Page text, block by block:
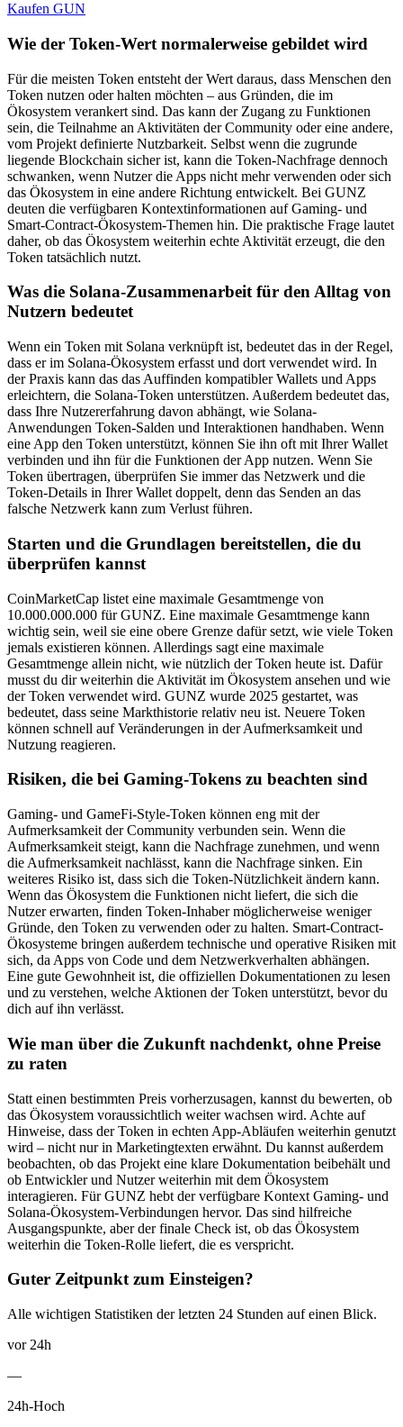
Kaufen GUN
Wie der Token-Wert normalerweise gebildet wird
Für die meisten Token entsteht der Wert daraus, dass Menschen den
Token nutzen oder halten möchten – aus Gründen, die im
Ökosystem verankert sind. Das kann der Zugang zu Funktionen
sein, die Teilnahme an Aktivitäten der Community oder eine andere,
vom Projekt definierte Nutzbarkeit. Selbst wenn die zugrunde
liegende Blockchain sicher ist, kann die Token-Nachfrage dennoch
schwanken, wenn Nutzer die Apps nicht mehr verwenden oder sich
das Ökosystem in eine andere Richtung entwickelt. Bei GUNZ
deuten die verfügbaren Kontextinformationen auf Gaming- und
Smart-Contract-Ökosystem-Themen hin. Die praktische Frage lautet
daher, ob das Ökosystem weiterhin echte Aktivität erzeugt, die den
Token tatsächlich nutzt.
Was die Solana-Zusammenarbeit für den Alltag von
Nutzern bedeutet
Wenn ein Token mit Solana verknüpft ist, bedeutet das in der Regel,
dass er im Solana-Ökosystem erfasst und dort verwendet wird. In
der Praxis kann das das Auffinden kompatibler Wallets und Apps
erleichtern, die Solana-Token unterstützen. Außerdem bedeutet das,
dass Ihre Nutzererfahrung davon abhängt, wie Solana-
Anwendungen Token-Salden und Interaktionen handhaben. Wenn
eine App den Token unterstützt, können Sie ihn oft mit Ihrer Wallet
verbinden und ihn für die Funktionen der App nutzen. Wenn Sie
Token übertragen, überprüfen Sie immer das Netzwerk und die
Token-Details in Ihrer Wallet doppelt, denn das Senden an das
falsche Netzwerk kann zum Verlust führen.
Starten und die Grundlagen bereitstellen, die du
überprüfen kannst
CoinMarketCap listet eine maximale Gesamtmenge von
10.000.000.000 für GUNZ. Eine maximale Gesamtmenge kann
wichtig sein, weil sie eine obere Grenze dafür setzt, wie viele Token
jemals existieren können. Allerdings sagt eine maximale
Gesamtmenge allein nicht, wie nützlich der Token heute ist. Dafür
musst du dir weiterhin die Aktivität im Ökosystem ansehen und wie
der Token verwendet wird. GUNZ wurde 2025 gestartet, was
bedeutet, dass seine Markthistorie relativ neu ist. Neuere Token
können schnell auf Veränderungen in der Aufmerksamkeit und
Nutzung reagieren.
Risiken, die bei Gaming-Tokens zu beachten sind
Gaming- und GameFi-Style-Token können eng mit der
Aufmerksamkeit der Community verbunden sein. Wenn die
Aufmerksamkeit steigt, kann die Nachfrage zunehmen, und wenn
die Aufmerksamkeit nachlässt, kann die Nachfrage sinken. Ein
weiteres Risiko ist, dass sich die Token-Nützlichkeit ändern kann.
Wenn das Ökosystem die Funktionen nicht liefert, die sich die
Nutzer erwarten, finden Token-Inhaber möglicherweise weniger
Gründe, den Token zu verwenden oder zu halten. Smart-Contract-
Ökosysteme bringen außerdem technische und operative Risiken mit
sich, da Apps von Code und dem Netzwerkverhalten abhängen.
Eine gute Gewohnheit ist, die offiziellen Dokumentationen zu lesen
und zu verstehen, welche Aktionen der Token unterstützt, bevor du
dich auf ihn verlässt.
Wie man über die Zukunft nachdenkt, ohne Preise
zu raten
Statt einen bestimmten Preis vorherzusagen, kannst du bewerten, ob
das Ökosystem voraussichtlich weiter wachsen wird. Achte auf
Hinweise, dass der Token in echten App-Abläufen weiterhin genutzt
wird – nicht nur in Marketingtexten erwähnt. Du kannst außerdem
beobachten, ob das Projekt eine klare Dokumentation beibehält und
ob Entwickler und Nutzer weiterhin mit dem Ökosystem
interagieren. Für GUNZ hebt der verfügbare Kontext Gaming- und
Solana-Ökosystem-Verbindungen hervor. Das sind hilfreiche
Ausgangspunkte, aber der finale Check ist, ob das Ökosystem
weiterhin die Token-Rolle liefert, die es verspricht.
Guter Zeitpunkt zum Einsteigen?
Alle wichtigen Statistiken der letzten 24 Stunden auf einen Blick.
vor 24h
—
24h-Hoch